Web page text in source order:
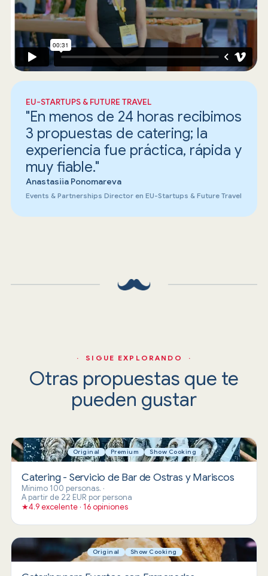
EU-STARTUPS & FUTURE TRAVEL
"En menos de 24 horas recibimos
3 propuestas de catering; la
experiencia fue práctica, rápida y
muy fiable."
Anastasiia Ponomareva
Events & Partnerships Director en EU-Startups & Future Travel
· SIGUE EXPLORANDO ·
Otras propuestas que te
pueden gustar
Original Premium Show Cooking
Catering - Servicio de Bar de Ostras y Mariscos
Mínimo 100 personas. ·
A partir de 22 EUR por persona
★4.9 excelente · 16 opiniones
Original Show Cooking